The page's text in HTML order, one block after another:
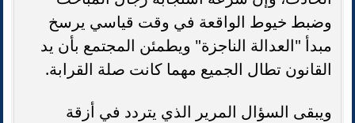
وضبط خيوط الواقعة في وقت قياسي يرسخ
مبدأ "العدالة الناجزة" ويطمئن المجتمع بأن يد
القانون تطال الجميع مهما كانت صلة القرابة.
ويبقى السؤال المرير الذي يتردد في أزقة